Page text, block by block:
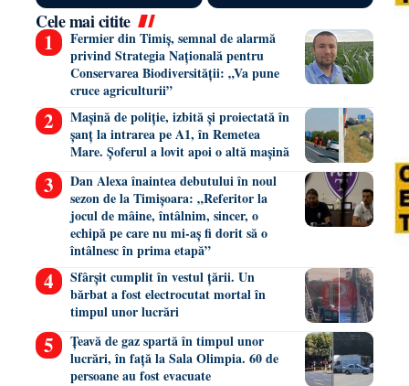
Cele mai citite
Fermier din Timiș, semnal de alarmă
privind Strategia Națională pentru
Conservarea Biodiversității: „Va pune
cruce agriculturii”
Mașină de poliție, izbită și proiectată în
șanț la intrarea pe A1, în Remetea
Mare. Șoferul a lovit apoi o altă mașină
Dan Alexa înaintea debutului în noul
sezon de la Timișoara: „Referitor la
jocul de mâine, întâlnim, sincer, o
echipă pe care nu mi-aș fi dorit să o
întâlnesc în prima etapă”
Sfârșit cumplit în vestul țării. Un
bărbat a fost electrocutat mortal în
timpul unor lucrări
Țeavă de gaz spartă în timpul unor
lucrări, în față la Sala Olimpia. 60 de
persoane au fost evacuate